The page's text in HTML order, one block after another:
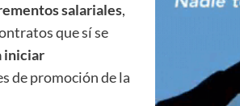
salariales,
que sí se
iniciar
de promoción de la